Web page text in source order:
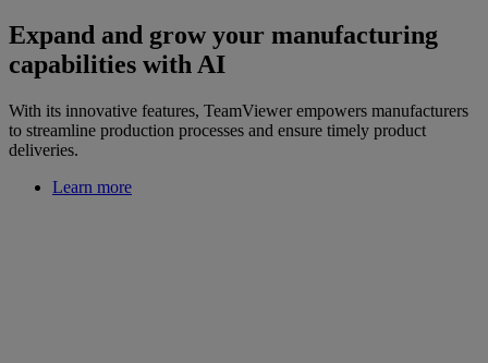
Expand and grow your manufacturing
capabilities with AI
With its innovative features, TeamViewer empowers manufacturers
to streamline production processes and ensure timely product
deliveries.
Learn more